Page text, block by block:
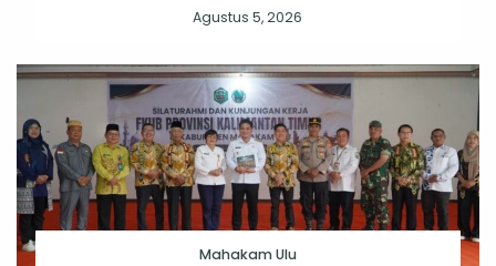
Agustus 5, 2026
Mahakam Ulu